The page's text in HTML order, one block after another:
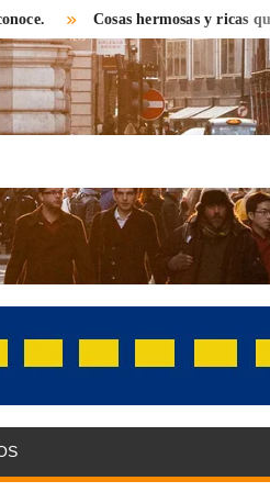
Cosas hermosas y ricas que